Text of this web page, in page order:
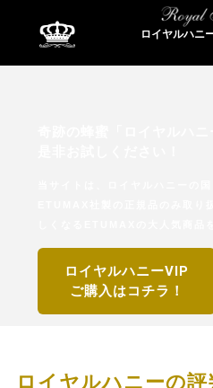
ロイヤルハニ
ロイヤルハニーVIP
ご購入はコチラ！
ロイヤルハニーの